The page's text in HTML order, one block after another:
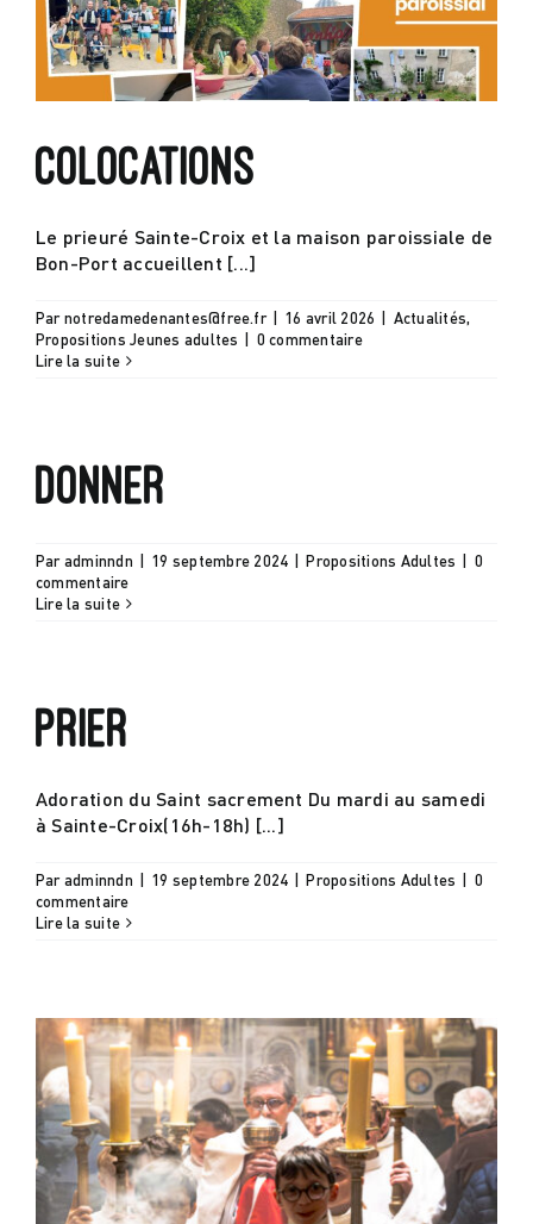
Actualités
Contact
Colocations
Le prieuré Sainte-Croix et la maison paroissiale de
Bon-Port accueillent [...]
Parnotredamedenantes@free.fr | 16 avril 2026 | Actualités,
Propositions Jeunes adultes | 0 commentaire
Lire la suite
Donner
Paradminndn | 19 septembre 2024 | Propositions Adultes | 0
commentaire
Lire la suite
Prier
Adoration du Saint sacrement Du mardi au samedi
à Sainte-Croix(16h-18h) [...]
Paradminndn | 19 septembre 2024 | Propositions Adultes | 0
commentaire
Lire la suite